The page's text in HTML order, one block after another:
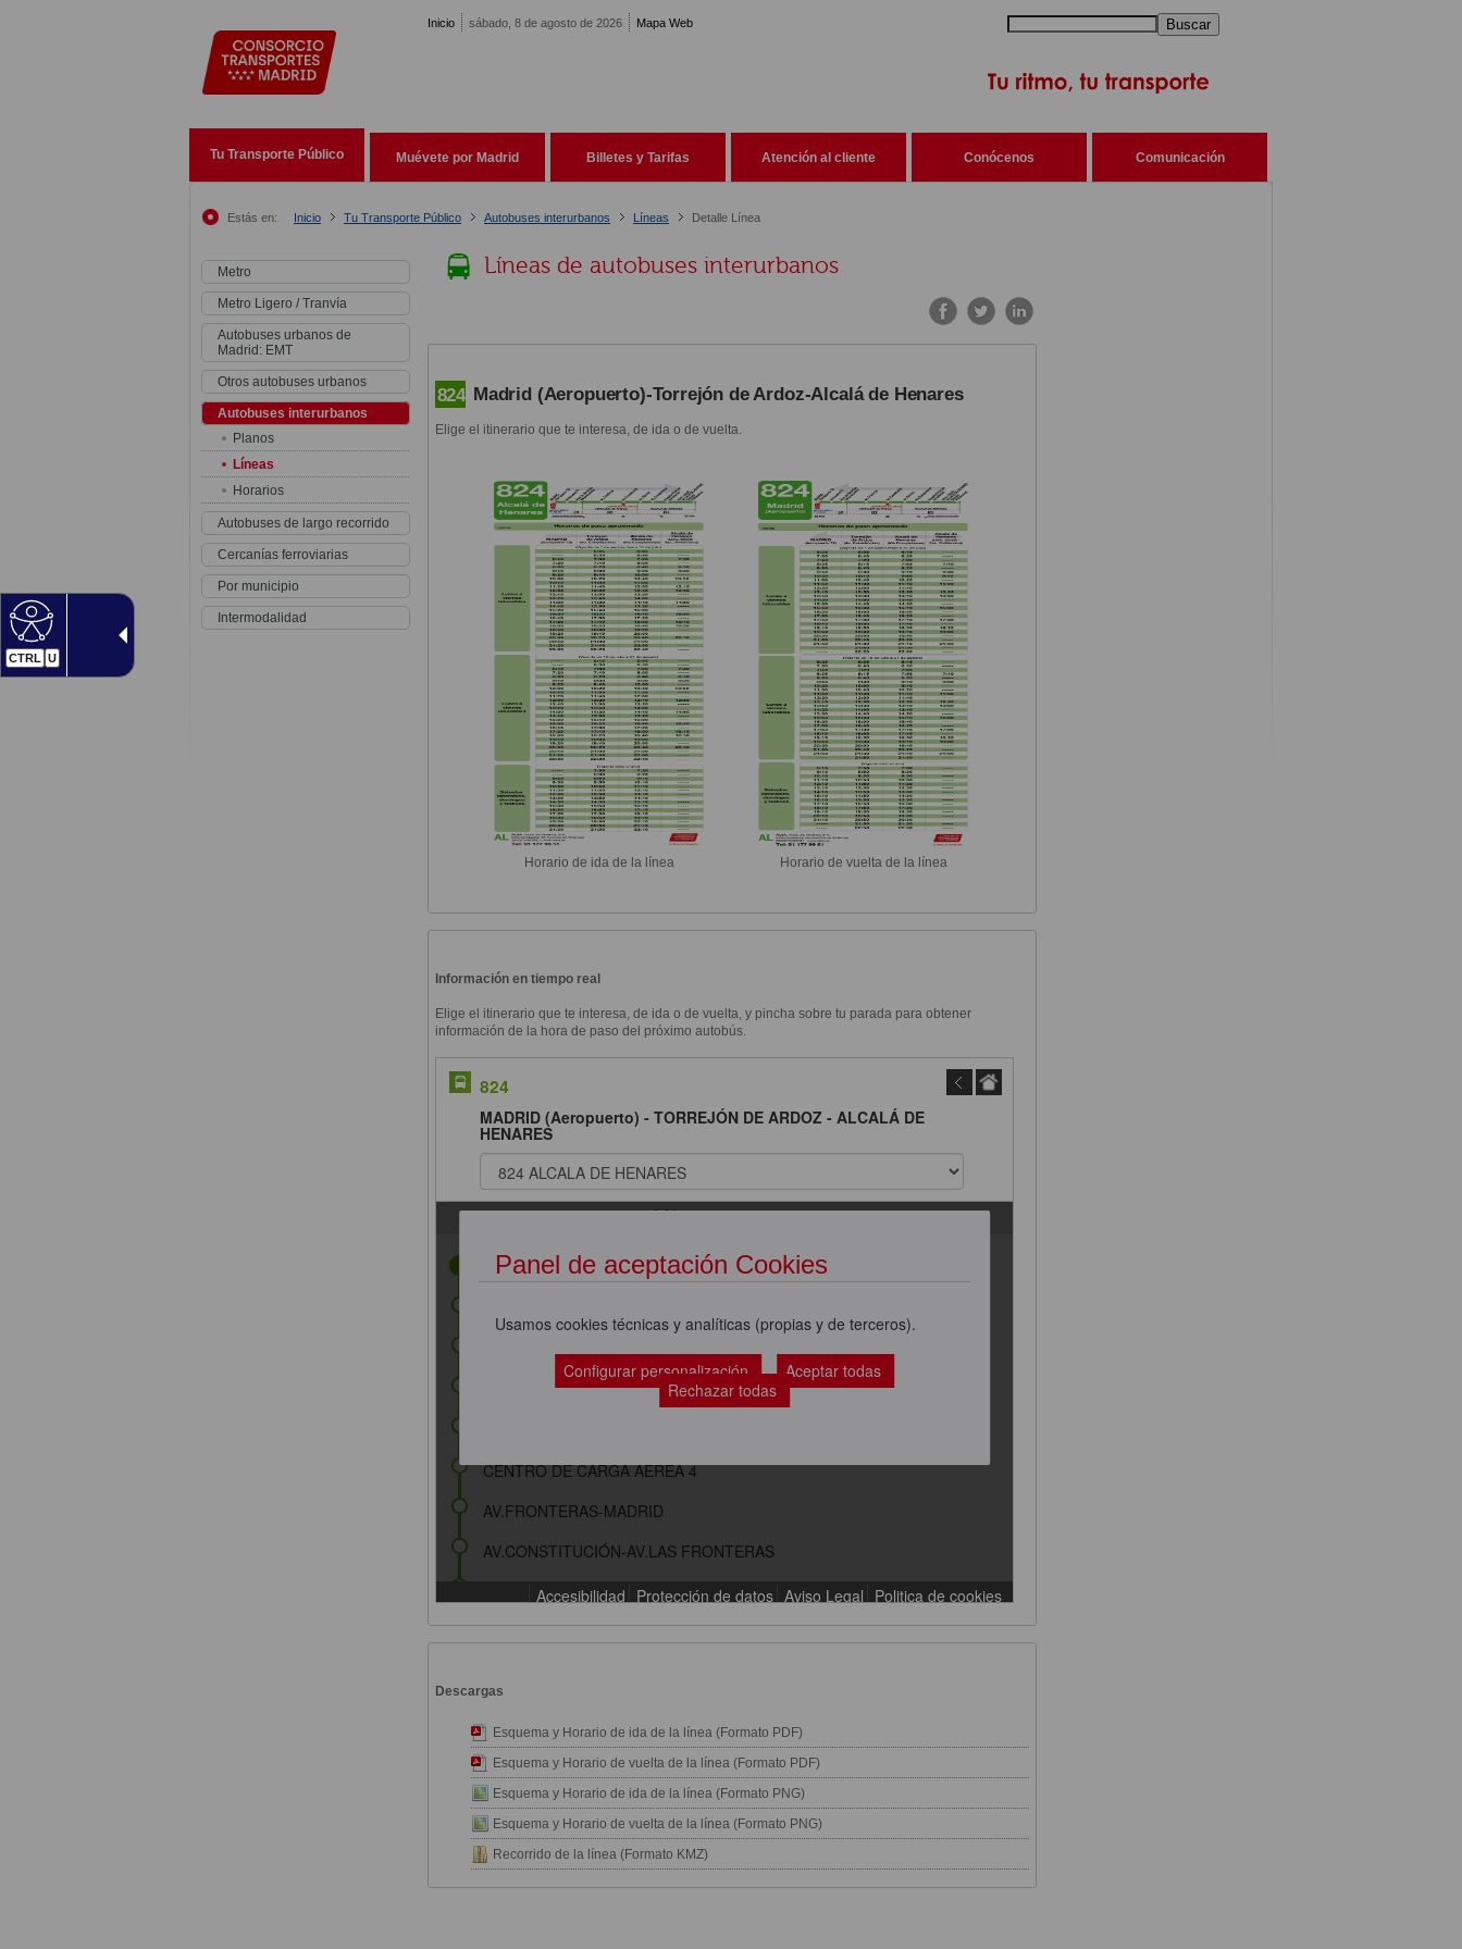
CTRL U
Inicio sábado, 8 de agosto de 2026 Mapa Web Buscar
Tu Transporte Público Muévete por Madrid Billetes y Tarifas Atención al cliente Conócenos Comunicación
Estás en: Inicio Tu Transporte Público Autobuses interurbanos Líneas Detalle Línea
Metro
Metro Ligero / Tranvía
Autobuses urbanos de
Madrid: EMT
Otros autobuses urbanos
Autobuses interurbanos
Planos
Líneas
Horarios
Autobuses de largo recorrido
Cercanías ferroviarias
Por municipio
Intermodalidad
Líneas de autobuses interurbanos
824 Madrid (Aeropuerto)-Torrejón de Ardoz-Alcalá de Henares
Elige el itinerario que te interesa, de ida o de vuelta.
Horario de ida de la línea Horario de vuelta de la línea
Información en tiempo real
Elige el itinerario que te interesa, de ida o de vuelta, y pincha sobre tu parada para obtener
información de la hora de paso del próximo autobús.
Descargas
Esquema y Horario de ida de la línea (Formato PDF)
Esquema y Horario de vuelta de la línea (Formato PDF)
Esquema y Horario de ida de la línea (Formato PNG)
Esquema y Horario de vuelta de la línea (Formato PNG)
Recorrido de la línea (Formato KMZ)